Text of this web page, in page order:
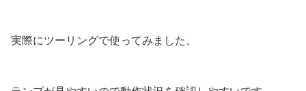
実際にツーリングで使ってみました。